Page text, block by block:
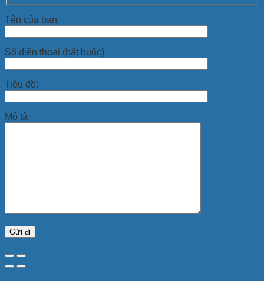
Tên của bạn
Số điện thoại (bắt buộc)
Tiêu đề:
Mô tả